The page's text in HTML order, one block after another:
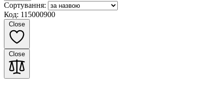
Сортування:
Код: 115000900
Close
Close